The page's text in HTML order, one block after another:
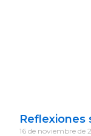
Reflexiones
16 de noviembre de